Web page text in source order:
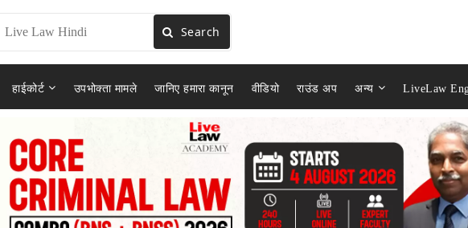
Search
हाईकोर्ट उपभोक्ता मामले जानिए हमारा कानून वीडियो राउंड अप अन्य LiveLaw